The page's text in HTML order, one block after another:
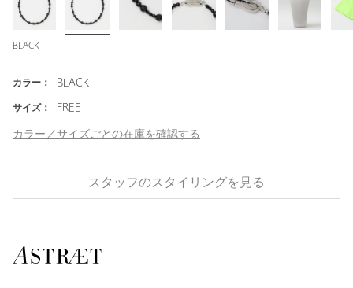
BLACK
カラー： BLACK
サイズ： FREE
カラー／サイズごとの在庫を確認する
スタッフのスタイリングを見る